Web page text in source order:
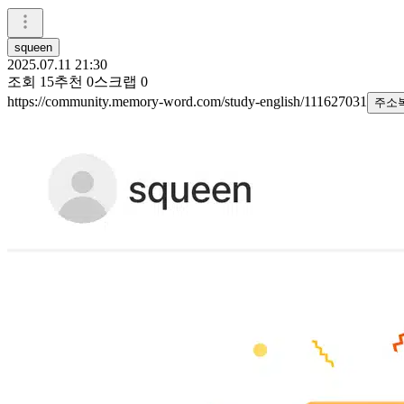
squeen
2025.07.11 21:30
조회 15추천 0스크랩 0
https://community.memory-word.com/study-english/111627031
주소